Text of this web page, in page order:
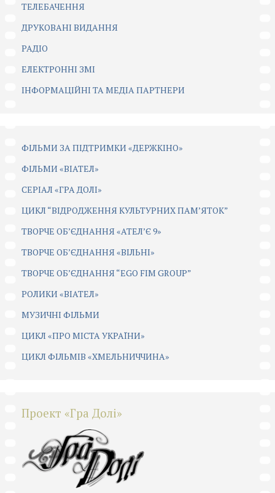
ТЕЛЕБАЧЕННЯ
ДРУКОВАНІ ВИДАННЯ
РАДІО
ЕЛЕКТРОННІ ЗМІ
ІНФОРМАЦІЙНІ ТА МЕДІА ПАРТНЕРИ
ФІЛЬМИ ЗА ПІДТРИМКИ «ДЕРЖКІНО»
ФІЛЬМИ «ВІАТЕЛ»
СЕРІАЛ «ГРА ДОЛІ»
ЦИКЛ “ВІДРОДЖЕННЯ КУЛЬТУРНИХ ПАМ’ЯТОК”
ТВОРЧЕ ОБ’ЄДНАННЯ «АТЕЛ’Є 9»
ТВОРЧЕ ОБ’ЄДНАННЯ «ВІЛЬНІ»
ТВОРЧЕ ОБ’ЄДНАННЯ “EGO FIM GROUP”
РОЛИКИ «ВІАТЕЛ»
МУЗИЧНІ ФІЛЬМИ
ЦИКЛ «ПРО МІСТА УКРАЇНИ»
ЦИКЛ ФІЛЬМІВ «ХМЕЛЬНИЧЧИНА»
Проект «Гра Долі»